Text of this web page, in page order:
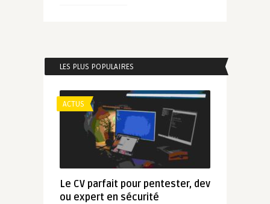
LES PLUS POPULAIRES
ACTUS
Le CV parfait pour pentester, dev
ou expert en sécurité